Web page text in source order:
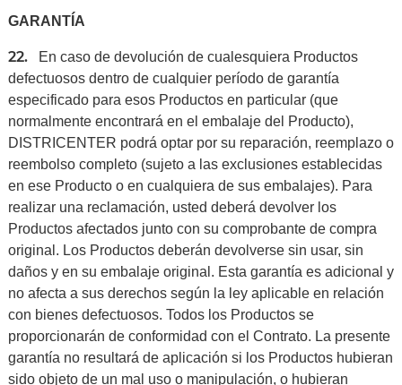
GARANTÍA
22.
En caso de devolución de cualesquiera Productos
defectuosos dentro de cualquier período de garantía
especificado para esos Productos en particular (que
normalmente encontrará en el embalaje del Producto),
DISTRICENTER podrá optar por su reparación, reemplazo o
reembolso completo (sujeto a las exclusiones establecidas
en ese Producto o en cualquiera de sus embalajes). Para
realizar una reclamación, usted deberá devolver los
Productos afectados junto con su comprobante de compra
original. Los Productos deberán devolverse sin usar, sin
daños y en su embalaje original. Esta garantía es adicional y
no afecta a sus derechos según la ley aplicable en relación
con bienes defectuosos. Todos los Productos se
proporcionarán de conformidad con el Contrato. La presente
garantía no resultará de aplicación si los Productos hubieran
sido objeto de un mal uso o manipulación, o hubieran